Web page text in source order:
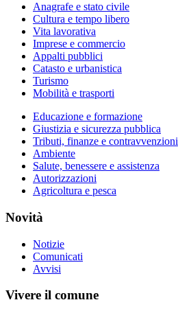
Anagrafe e stato civile
Cultura e tempo libero
Vita lavorativa
Imprese e commercio
Appalti pubblici
Catasto e urbanistica
Turismo
Mobilità e trasporti
Educazione e formazione
Giustizia e sicurezza pubblica
Tributi, finanze e contravvenzioni
Ambiente
Salute, benessere e assistenza
Autorizzazioni
Agricoltura e pesca
Novità
Notizie
Comunicati
Avvisi
Vivere il comune